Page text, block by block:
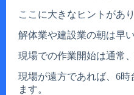
ここに大きなヒントがあり
解体業や建設業の朝は早い
現場での作業開始は通常
現場が遠方であれば、6
ます。